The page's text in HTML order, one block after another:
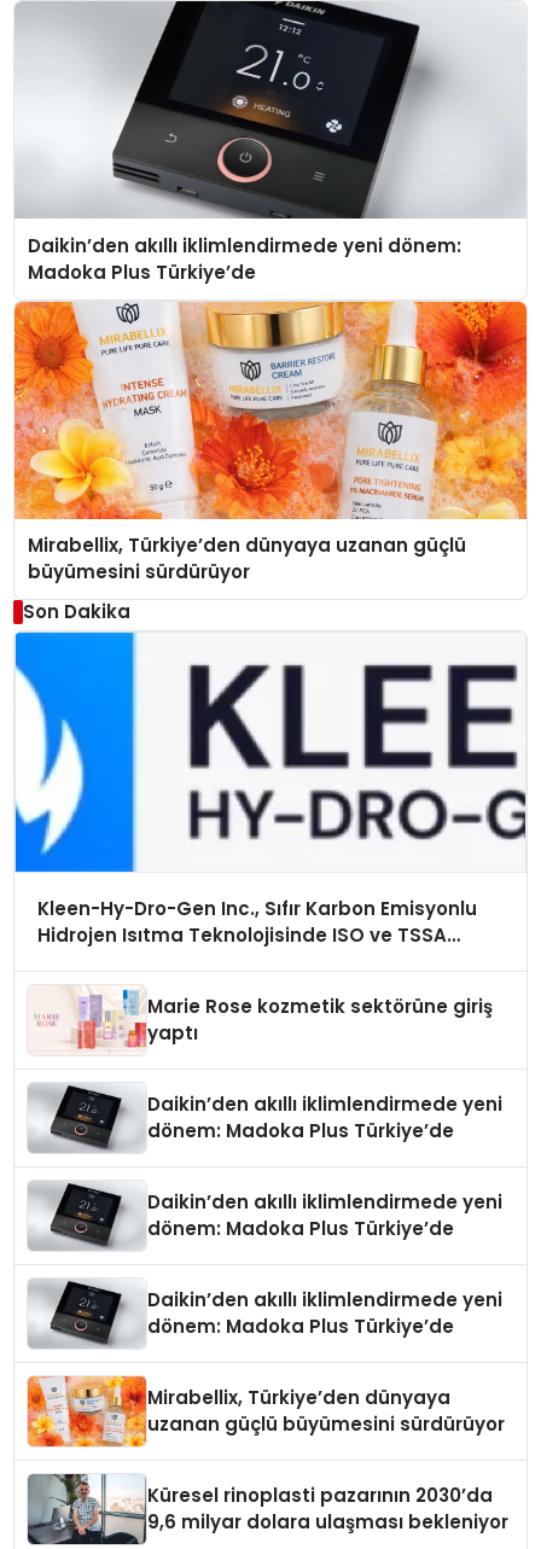
Daikin’den akıllı iklimlendirmede yeni dönem:
Madoka Plus Türkiye’de
Mirabellix, Türkiye’den dünyaya uzanan güçlü
büyümesini sürdürüyor
Son Dakika
Kleen-Hy-Dro-Gen Inc., Sıfır Karbon Emisyonlu
Hidrojen Isıtma Teknolojisinde ISO ve TSSA
Marie Rose kozmetik sektörüne giriş
yaptı
Daikin’den akıllı iklimlendirmede yeni
dönem: Madoka Plus Türkiye’de
Daikin’den akıllı iklimlendirmede yeni
dönem: Madoka Plus Türkiye’de
Daikin’den akıllı iklimlendirmede yeni
dönem: Madoka Plus Türkiye’de
Mirabellix, Türkiye’den dünyaya
uzanan güçlü büyümesini sürdürüyor
Küresel rinoplasti pazarının 2030’da
9,6 milyar dolara ulaşması bekleniyor